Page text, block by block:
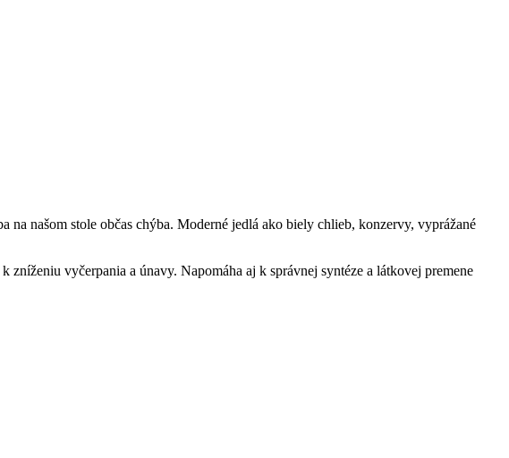
na našom stole občas chýba. Moderné jedlá ako biely chlieb, konzervy, vyprážané
vyčerpania a únavy. Napomáha aj k správnej syntéze a látkovej premene